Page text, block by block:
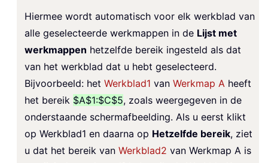
Hiermee wordt automatisch voor elk werkblad van
alle geselecteerde werkmappen in de Lijst met
werkmappen hetzelfde bereik ingesteld als dat
van het werkblad dat u hebt geselecteerd.
Bijvoorbeeld: het Werkblad1 van Werkmap A heeft
het bereik $A$1:$C$5, zoals weergegeven in de
onderstaande schermafbeelding. Als u eerst klikt
op Werkblad1 en daarna op Hetzelfde bereik, ziet
u dat het bereik van Werkblad2 van Werkmap A is